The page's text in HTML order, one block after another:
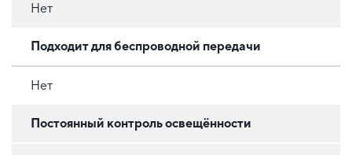
Нет
Подходит для беспроводной передачи
Нет
Постоянный контроль освещённости